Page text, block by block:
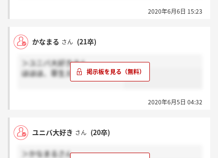
2020年6月6日 15:23
かなまる さん (21卒)
＞ユニバ大好きさん
ほほほ、草生えちゃいますね草
2020年6月5日 04:32
ユニバ大好き さん (20卒)
＞かなまるさん